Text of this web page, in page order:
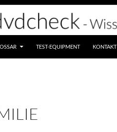
TEST-EQUIPMENT KONTAKT